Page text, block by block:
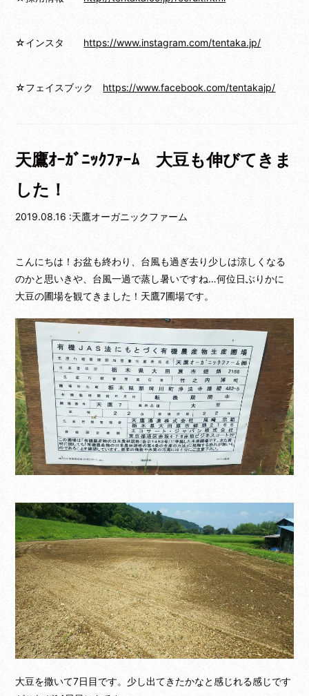
☆インスタ https://www.instagram.com/tentaka.jp/
☆フェイスブック https://www.facebook.com/tentakajp/
天鷹ｵｰｶﾞﾆｯｸﾌｧｰﾑ 大豆も伸びてきま
した！
2019.08.16 :天鷹オーガニックファーム
こんにちは！お盆も終わり、台風も過ぎ去り少しは涼しくなる
のかと思いきや、台風一過で蒸し暑いですね…何位日ぶりかに
大豆の圃場を観てきました！天鷹7圃場です。
大豆を撒いて7日目です。少し出てきたかなと感じれる感じです